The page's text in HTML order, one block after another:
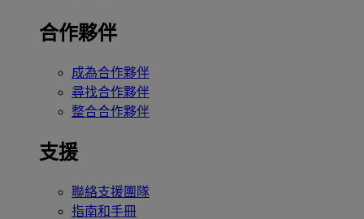
合作夥伴
成為合作夥伴
尋找合作夥伴
整合合作夥伴
支援
聯絡支援團隊
指南和手冊